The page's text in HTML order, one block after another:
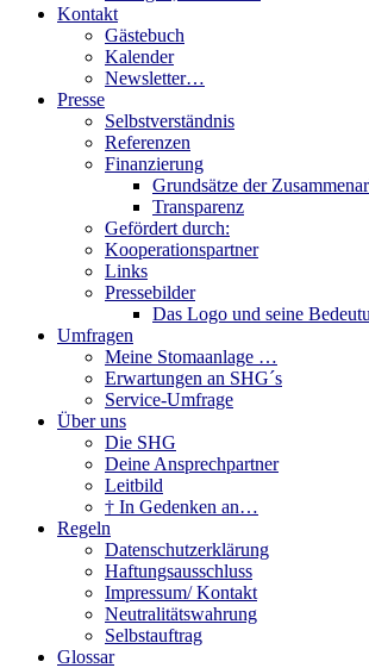
Kontakt
Gästebuch
Kalender
Newsletter…
Presse
Selbstverständnis
Referenzen
Finanzierung
Grundsätze der
Transparenz
Gefördert durch:
Kooperationspartner
Links
Pressebilder
Das Logo und seine
Umfragen
Meine Stomaanlage …
Erwartungen an SHG´s
Service-Umfrage
Über uns
Die SHG
Deine Ansprechpartner
Leitbild
† In Gedenken an…
Regeln
Datenschutzerklärung
Haftungsausschluss
Impressum/ Kontakt
Neutralitätswahrung
Selbstauftrag
Glossar